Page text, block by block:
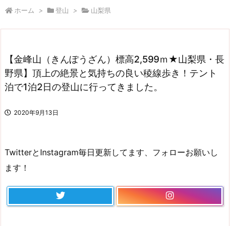
ホーム > 登山 > 山梨県
【金峰山（きんぽうざん）標高2,599ｍ★山梨県・長
野県】頂上の絶景と気持ちの良い稜線歩き！テント
泊で1泊2日の登山に行ってきました。
2020年9月13日
TwitterとInstagram毎日更新してます、フォローお願いし
ます！